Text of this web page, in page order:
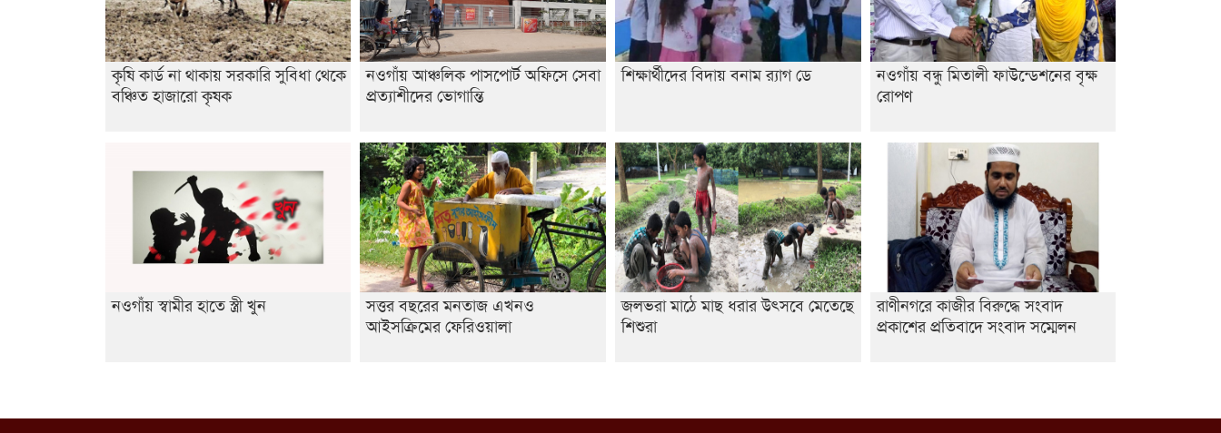
শেষ সময়ে ভোট কারচুরি অভিযোগ
আবিদের
কৃষি কার্ড না থাকায় সরকারি সুবিধা থেকে
বঞ্চিত হাজারো কৃষক
নওগাঁয় আঞ্চলিক পাসপোর্ট অফিসে সেবা
প্রত্যাশীদের ভোগান্তি
শিক্ষার্থীদের বিদায় বনাম র‍্যাগ ডে
নওগাঁয় বন্ধু মিতালী ফাউন্ডেশনের বৃক্ষ
রোপণ
নওগাঁয় স্বামীর হাতে স্ত্রী খুন
সত্তর বছরের মনতাজ এখনও
আইসক্রিমের ফেরিওয়ালা
জলভরা মাঠে মাছ ধরার উৎসবে মেতেছে
শিশুরা
রাণীনগরে কাজীর বিরুদ্ধে সংবাদ
প্রকাশের প্রতিবাদে সংবাদ সম্মেলন